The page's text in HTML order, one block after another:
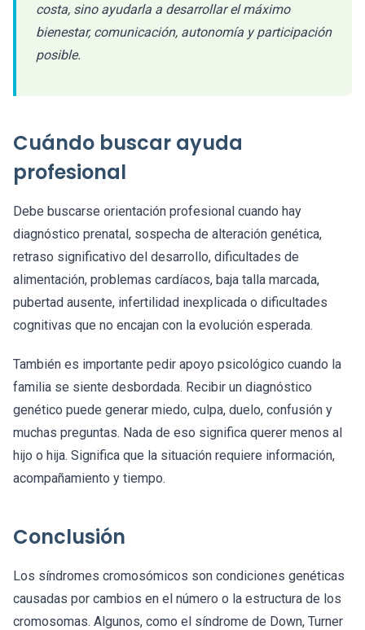
costa, sino ayudarla a desarrollar el máximo
bienestar, comunicación, autonomía y participación
posible.
Cuándo buscar ayuda
profesional
Debe buscarse orientación profesional cuando hay
diagnóstico prenatal, sospecha de alteración genética,
retraso significativo del desarrollo, dificultades de
alimentación, problemas cardíacos, baja talla marcada,
pubertad ausente, infertilidad inexplicada o dificultades
cognitivas que no encajan con la evolución esperada.
También es importante pedir apoyo psicológico cuando la
familia se siente desbordada. Recibir un diagnóstico
genético puede generar miedo, culpa, duelo, confusión y
muchas preguntas. Nada de eso significa querer menos al
hijo o hija. Significa que la situación requiere información,
acompañamiento y tiempo.
Conclusión
Los síndromes cromosómicos son condiciones genéticas
causadas por cambios en el número o la estructura de los
cromosomas. Algunos, como el síndrome de Down, Turner